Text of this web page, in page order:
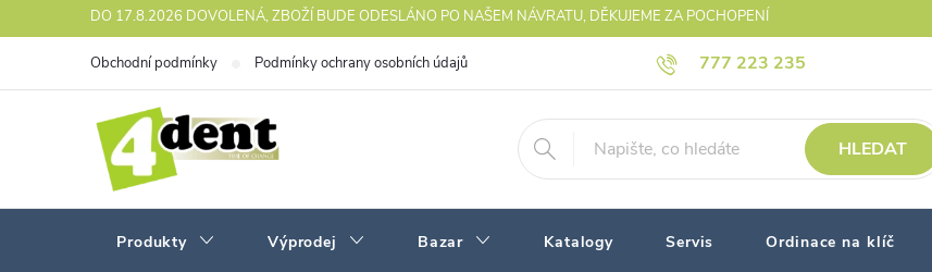
na
DO 17.8.2026 DOVOLENÁ, ZBOŽÍ BUDE ODESLÁNO PO NAŠEM NÁVRATU, DĚKUJEME ZA POCHOPENÍ
777 223 235
Obchodní podmínky Podmínky ochrany osobních údajů
HLEDAT
Produkty Výprodej Bazar Katalogy Servis Ordinace na klíč